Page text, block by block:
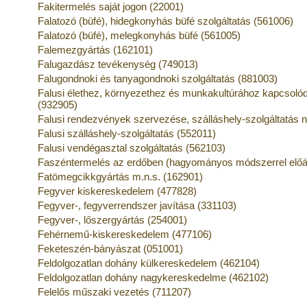
Fakitermelés saját jogon (22001)
Falatozó (büfé), hidegkonyhás büfé szolgáltatás (561006)
Falatozó (büfé), melegkonyhás büfé (561005)
Falemezgyártás (162101)
Falugazdász tevékenység (749013)
Falugondnoki és tanyagondnoki szolgáltatás (881003)
Falusi élethez, környezethez és munkakultúrához
(932905)
Falusi rendezvények szervezése, szálláshely-szolgáltatás
Falusi szálláshely-szolgáltatás (552011)
Falusi vendégasztal szolgáltatás (562103)
Faszéntermelés az erdőben (hagyományos módszerrel
Fatömegcikkgyártás m.n.s. (162901)
Fegyver kiskereskedelem (477828)
Fegyver-, fegyverrendszer javítása (331103)
Fegyver-, lőszergyártás (254001)
Fehérnemű-kiskereskedelem (477106)
Feketeszén-bányászat (051001)
Feldolgozatlan dohány külkereskedelem (462104)
Feldolgozatlan dohány nagykereskedelme (462102)
Felelős műszaki vezetés (711207)